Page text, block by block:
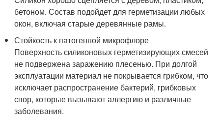
бетоном. Состав подойдет для герметизации любых
окон, включая старые деревянные рамы.
Стойкость к патогенной микрофлоре
Поверхность силиконовых герметизирующих смесей
не подвержена заражению плесенью. При долгой
эксплуатации материал не покрывается грибком, что
исключает распространение бактерий, грибковых
спор, которые вызывают аллергию и различные
заболевания.